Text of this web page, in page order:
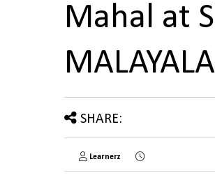
Mahal at
SHARE:
Learnerz